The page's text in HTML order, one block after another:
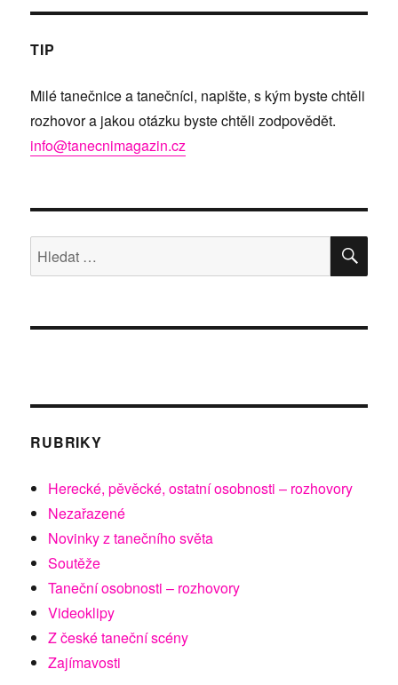
TIP
Milé tanečnice a tanečníci, napište, s kým byste chtěli
rozhovor a jakou otázku byste chtěli zodpovědět.
info@tanecnimagazin.cz
Hledat:
RUBRIKY
Herecké, pěvěcké, ostatní osobnosti – rozhovory
Nezařazené
Novinky z tanečního světa
Soutěže
Taneční osobnosti – rozhovory
Videoklipy
Z české taneční scény
Zajímavosti